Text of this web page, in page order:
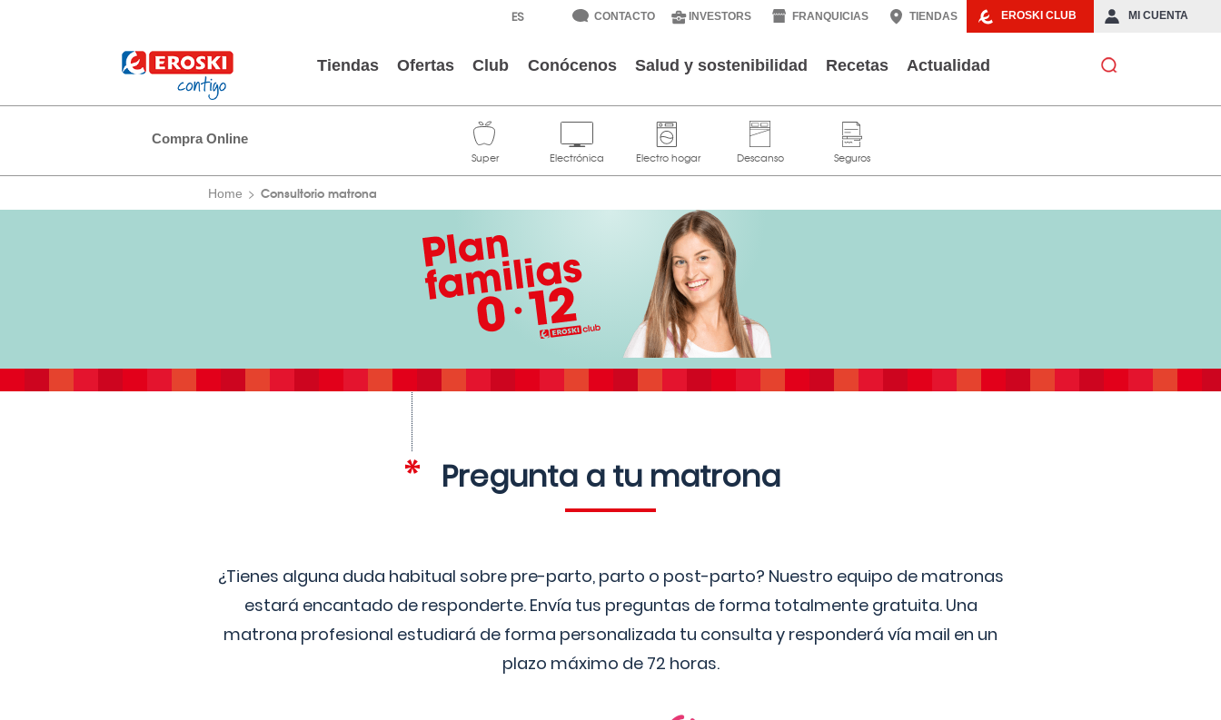
EROSKI CLUB MI CUENTA
CONTACTO INVESTORS FRANQUICIAS TIENDAS
Tiendas Ofertas Club Conócenos Salud y sostenibilidad Recetas Actualidad
Compra Online
Home Consultorio matrona
Pregunta a tu matrona
¿Tienes alguna duda habitual sobre pre-parto, parto o post-parto? Nuestro equipo de matronas
estará encantado de responderte. Envía tus preguntas de forma totalmente gratuita. Una
matrona profesional estudiará de forma personalizada tu consulta y responderá vía mail en un
plazo máximo de 72 horas.